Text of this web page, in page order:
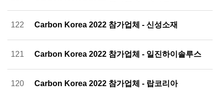
122 Carbon Korea 2022 참가업체 - 신성소재
121 Carbon Korea 2022 참가업체 - 일진하이솔루스
120 Carbon Korea 2022 참가업체 - 랍코리아